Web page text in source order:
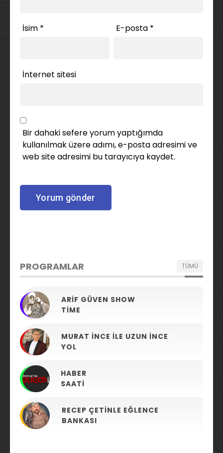
İsim * E-posta *
İnternet sitesi
Bir dahaki sefere yorum yaptığımda
kullanılmak üzere adımı, e-posta adresimi ve
web site adresimi bu tarayıcıya kaydet.
PROGRAMLAR TÜMÜ
ARIF GÜVEN SHOW
TIME
MURAT İNCE ILE UZUN İNCE
YOL
HABER
SAATI
RECEP ÇETINLE EĞLENCE
BANKASI